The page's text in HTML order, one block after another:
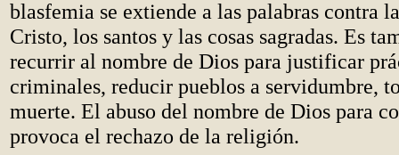
blasfemia se extiende a las palabras contra
Cristo, los santos y las cosas sagradas. Es
recurrir al nombre de Dios para justificar
criminales, reducir pueblos a servidumbre,
muerte. El abuso del nombre de Dios para
provoca el rechazo de la religión.